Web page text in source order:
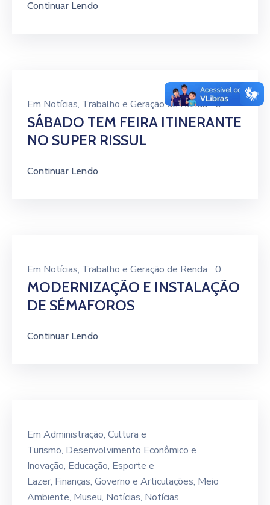
Continuar Lendo
Em Notícias‚ Trabalho e Geração de Renda 0
SÁBADO TEM FEIRA ITINERANTE
NO SUPER RISSUL
Continuar Lendo
Em Notícias‚ Trabalho e Geração de Renda 0
MODERNIZAÇÃO E INSTALAÇÃO
DE SÉMAFOROS
Continuar Lendo
Em Administração‚ Cultura e
Turismo‚ Desenvolvimento Econômico e
Inovação‚ Educação‚ Esporte e
Lazer‚ Finanças‚ Governo e Articulações‚ Meio
Ambiente‚ Museu‚ Notícias‚ Notícias